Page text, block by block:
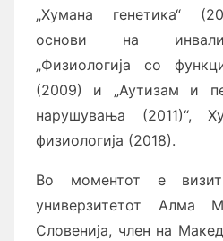
„Ху­ма­на генетика“
основи на
„Физиологија со
(2009) и „Аутизам и
нарушувања (2011)“,
физиологија (2018).
Во моментот е
универзитетот Алма
Словенија, член на